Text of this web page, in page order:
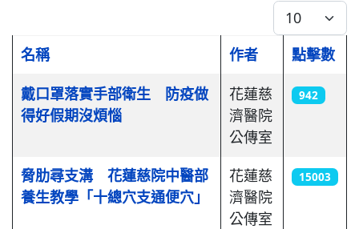
每頁顯示條數
文章列表
名稱 作者 點擊數
戴口罩落實手部衛生 防疫做
得好假期沒煩惱
花蓮慈
濟醫院
公傳室
942
脅肋尋支溝 花蓮慈院中醫部
養生教學「十總穴支通便穴」
花蓮慈
濟醫院
公傳室
15003